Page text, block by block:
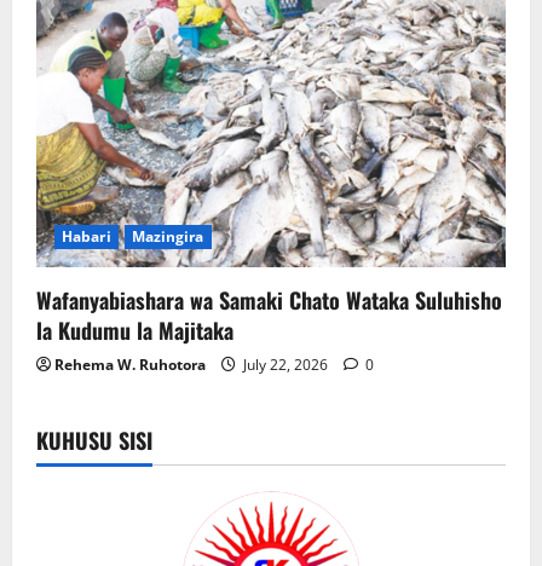
Habari Mazingira
Wafanyabiashara wa Samaki Chato Wataka Suluhisho
la Kudumu la Majitaka
Rehema W. Ruhotora July 22, 2026 0
KUHUSU SISI